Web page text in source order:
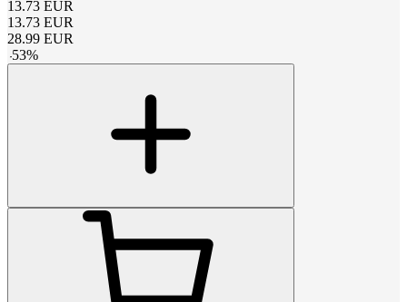
13.73 EUR
13.73 EUR
28.99 EUR
-53%